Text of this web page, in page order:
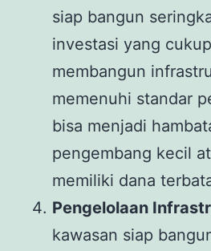
siap bangun
investasi yang
membangun
memenuhi standar
bisa menjadi
pengembang kecil
memiliki dana
Pengelolaan
kawasan siap